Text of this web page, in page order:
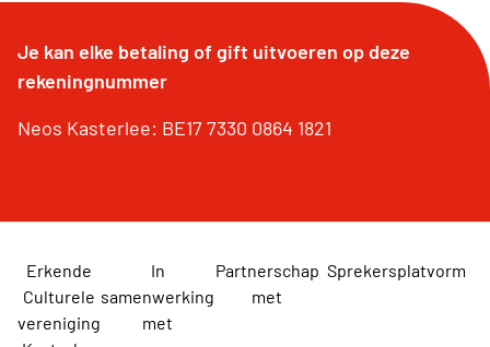
Je kan elke betaling of gift uitvoeren op deze
rekeningnummer
Neos Kasterlee: BE17 7330 0864 1821
Erkende
Culturele
vereniging
In
samenwerking
met
Partnerschap
met
Sprekersplatvorm